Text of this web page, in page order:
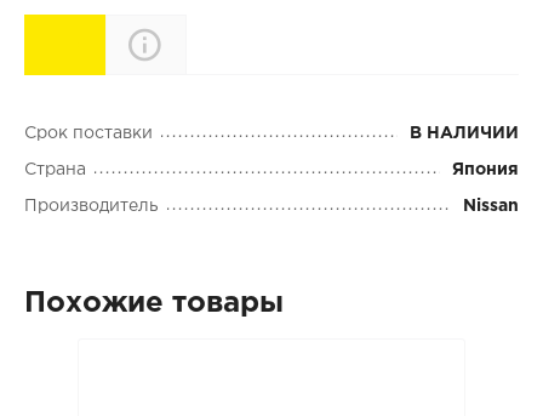
Характеристики
Срок поставки В НАЛИЧИИ
Страна Япония
Производитель Nissan
Похожие товары